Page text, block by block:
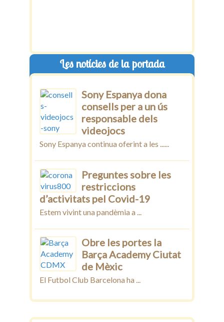
Les notícies de la portada
Sony Espanya dona
consells per a un ús
responsable dels
videojocs
Sony Espanya continua oferint a les ......
Preguntes sobre les
restriccions
d’activitats pel Covid-19
Estem vivint una pandèmia a ...
Obre les portes la
Barça Academy Ciutat
de Mèxic
El Futbol Club Barcelona ha ...